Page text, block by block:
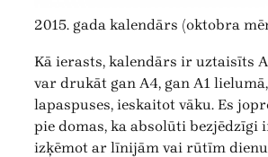
2015. gada kalendārs (oktobra
Kā ierasts, kalendārs ir uztaisīts
var drukāt gan A4, gan A1
lapaspuses, ieskaitot vāku. Es
pie domas, ka absolūti bezjēdzīgi
izķēmot ar līnijām vai rūtīm